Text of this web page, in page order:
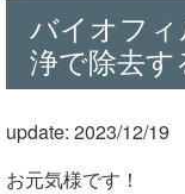
バイオフ
浄で除去す
update: 2023/12/19
お元気様です！